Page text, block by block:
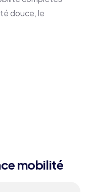
douce, le
mobilité